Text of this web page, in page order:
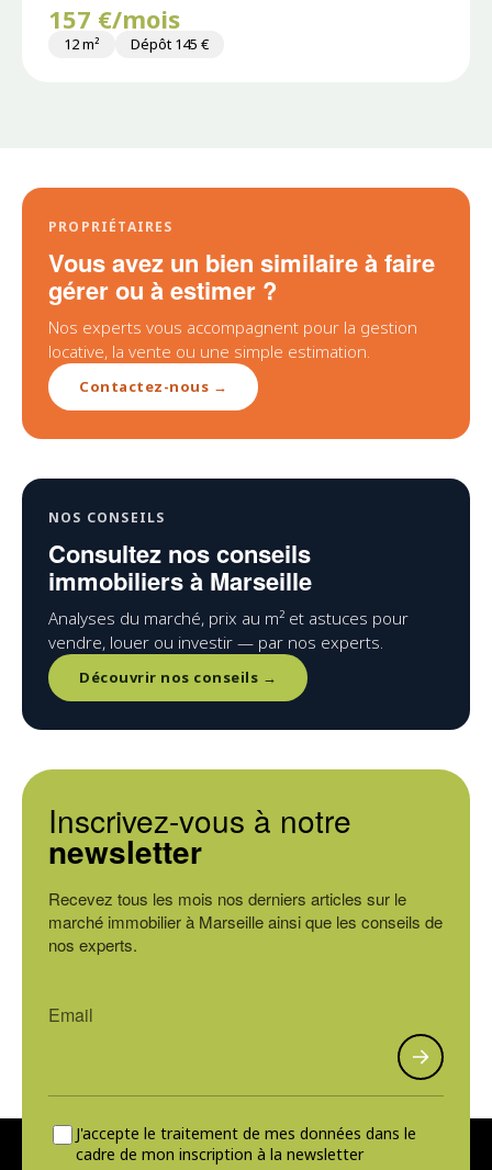
157 €/mois
12 m² Dépôt 145 €
PROPRIÉTAIRES
Vous avez un bien similaire à faire
gérer ou à estimer ?
Nos experts vous accompagnent pour la gestion
locative, la vente ou une simple estimation.
Contactez-nous →
NOS CONSEILS
Consultez nos conseils
immobiliers à Marseille
Analyses du marché, prix au m² et astuces pour
vendre, louer ou investir — par nos experts.
Découvrir nos conseils →
Inscrivez-vous à notre
newsletter
Recevez tous les mois nos derniers articles sur le
marché immobilier à Marseille ainsi que les conseils de
nos experts.
J'accepte le traitement de mes données dans le
cadre de mon inscription à la newsletter